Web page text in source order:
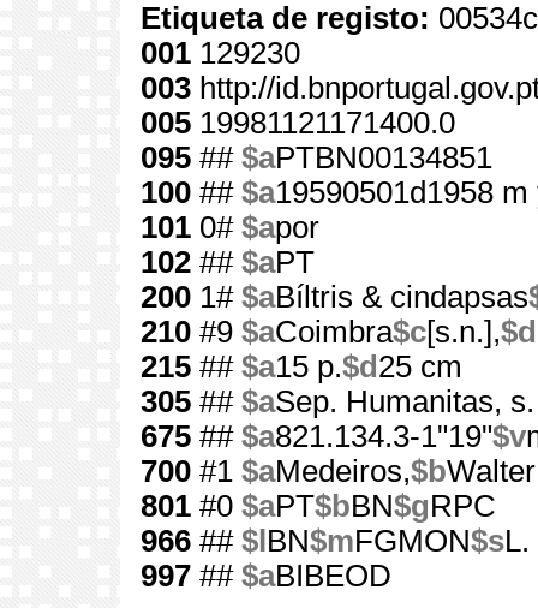
Etiqueta de registo:
001 129230
003 http://
005 19981121171400.0
095 ## $aPTBN00134851
100 ## $a19590501d1958
101 0# $apor
102 ## $aPT
200 1# $aBíltris & cindapsas
210 #9 $aCoimbra$c[s.n.],$d
215 ## $a15 p.$d 25 cm
305 ## $aSep. Humanitas,
675 ## $a821.134.3-1"19"$v
700 #1 $aMedeiros,$b
801 #0 $aPT$bBN$gRPC
966 ## $l BN$mFGMON$sL.
997 ## $aBIBEOD